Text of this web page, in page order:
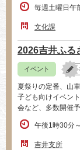
毎週土曜日午
文化課
2026吉井ふる
イベント
夏祭りの定番、山
子ども向けイベン
会など、多数開催予
午後1時30分
吉井支所